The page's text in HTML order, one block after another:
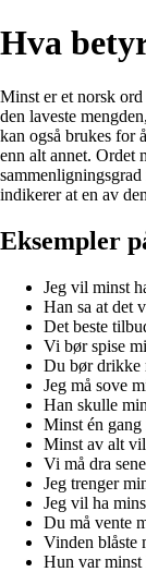
Hva
Minst er et norsk
den laveste
kan også brukes for
enn alt annet. Ordet
indikerer at en av
Eksempler
Jeg vil minst
Han sa at det
Det beste
Vi bør spise
Du bør drikke
Jeg må sove
Han skulle
Minst én
Minst av alt
Vi må dra
Jeg trenger
Jeg vil ha
Du må vente
Vinden blåste
Hun var minst